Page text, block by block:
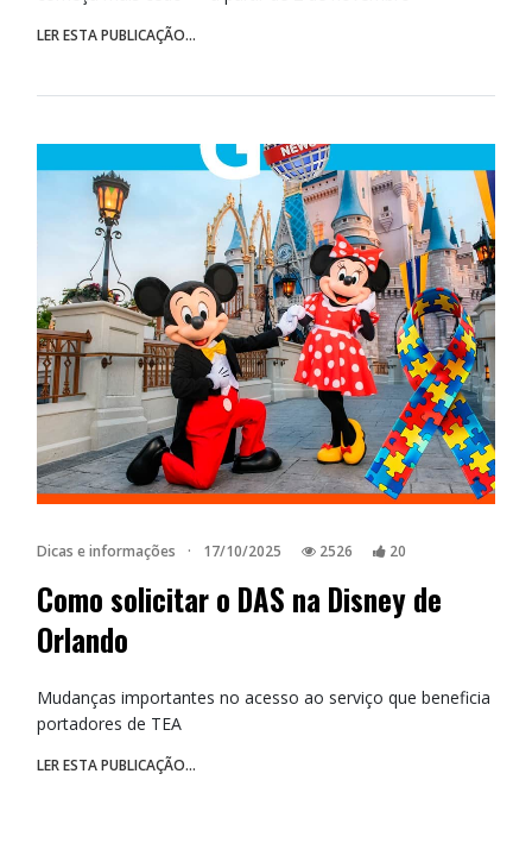
LER ESTA PUBLICAÇÃO...
Dicas e informações · 17/10/2025 2526 20
Como solicitar o DAS na Disney de
Orlando
Mudanças importantes no acesso ao serviço que beneficia
portadores de TEA
LER ESTA PUBLICAÇÃO...